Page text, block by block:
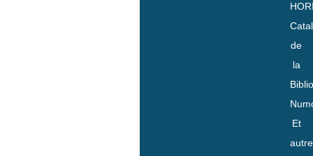
de
la
Et